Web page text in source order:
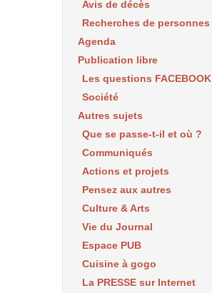
Avis de décès
Recherches de personnes
Agenda
Publication libre
Les questions FACEBOOK
Société
Autres sujets
Que se passe-t-il et où ?
Communiqués
Actions et projets
Pensez aux autres
Culture & Arts
Vie du Journal
Espace PUB
Cuisine à gogo
La PRESSE sur Internet